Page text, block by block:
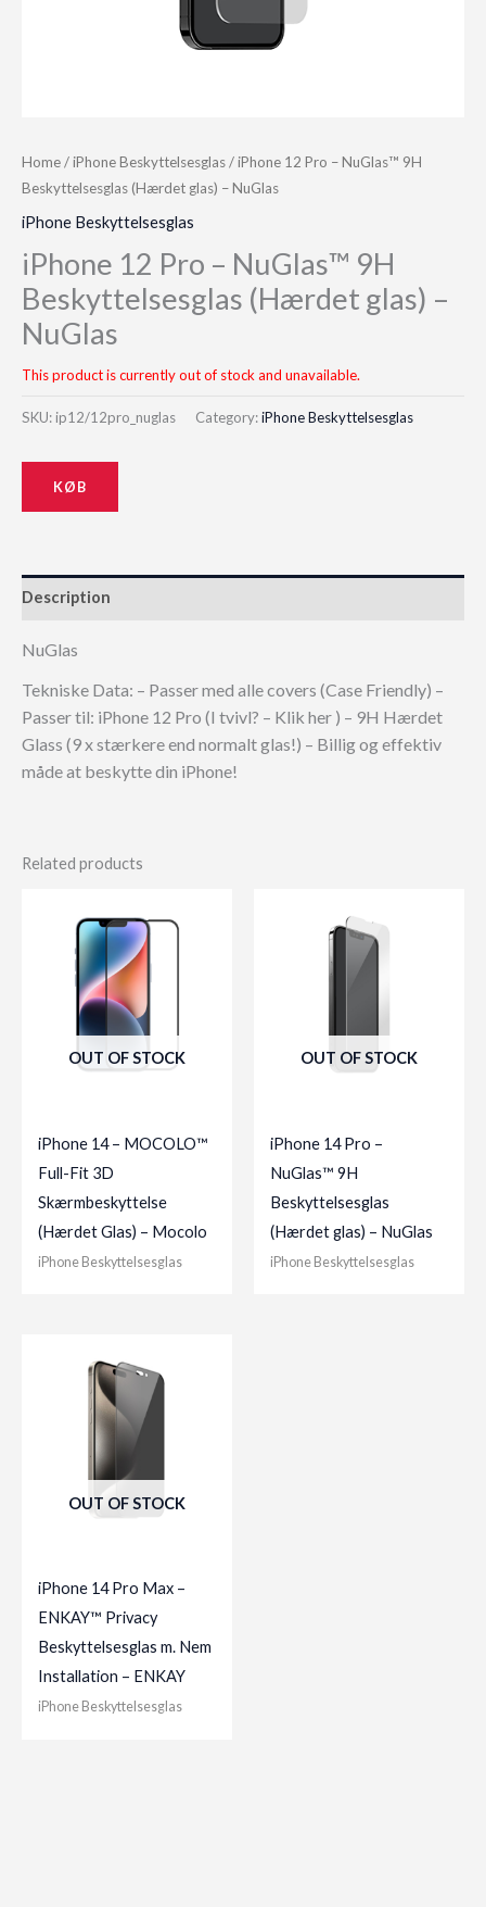
Home/iPhone Beskyttelsesglas/ iPhone 12 Pro – NuGlas™ 9H
Beskyttelsesglas (Hærdet glas) – NuGlas
iPhone Beskyttelsesglas
iPhone 12 Pro – NuGlas™ 9H
Beskyttelsesglas (Hærdet glas) –
NuGlas
This product is currently out of stock and unavailable.
SKU: ip12/12pro_nuglas Category:iPhone Beskyttelsesglas
KØB
Description
NuGlas
Tekniske Data: – Passer med alle covers (Case Friendly) –
Passer til: iPhone 12 Pro (I tvivl? – Klik her ) – 9H Hærdet
Glass (9 x stærkere end normalt glas!) – Billig og effektiv
måde at beskytte din iPhone!
Related products
OUT OF STOCK
iPhone 14 – MOCOLO™
Full-Fit 3D
Skærmbeskyttelse
(Hærdet Glas) – Mocolo
iPhone Beskyttelsesglas
OUT OF STOCK
iPhone 14 Pro –
NuGlas™ 9H
Beskyttelsesglas
(Hærdet glas) – NuGlas
iPhone Beskyttelsesglas
OUT OF STOCK
iPhone 14 Pro Max –
ENKAY™ Privacy
Beskyttelsesglas m. Nem
Installation – ENKAY
iPhone Beskyttelsesglas